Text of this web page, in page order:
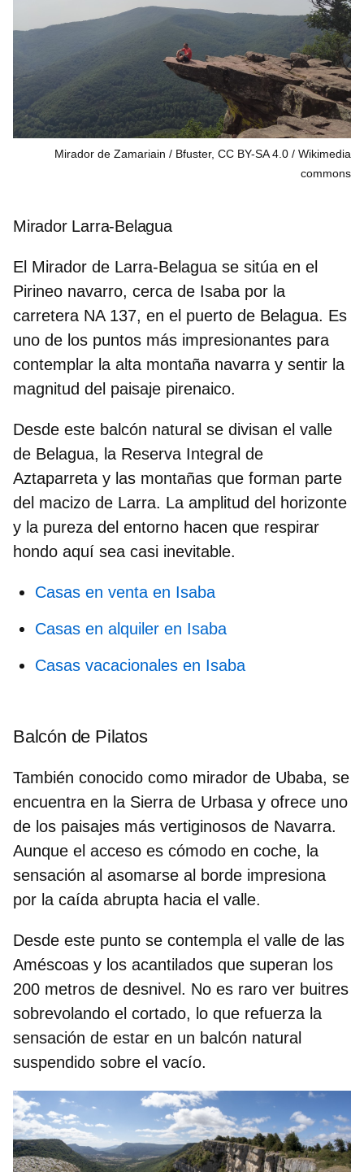
Mirador de Zamariain / Bfuster, CC BY-SA 4.0
Wikimedia
commons
Mirador Larra-Belagua
El Mirador de Larra-Belagua se sitúa en el
Pirineo navarro, cerca de Isaba por la
carretera NA 137, en el puerto de Belagua. Es
uno de los puntos más impresionantes para
contemplar la alta montaña navarra y sentir la
magnitud del paisaje pirenaico.
Desde este balcón natural se divisan el valle
de Belagua, la Reserva Integral de
Aztaparreta y las montañas que forman parte
del macizo de Larra. La amplitud del horizonte
y la pureza del entorno hacen que respirar
hondo aquí sea casi inevitable.
Casas en venta en Isaba
Casas en alquiler en Isaba
Casas vacacionales en Isaba
Balcón de Pilatos
También conocido como mirador de Ubaba, se
encuentra en la Sierra de Urbasa y ofrece uno
de los paisajes más vertiginosos de Navarra.
Aunque el acceso es cómodo en coche, la
sensación al asomarse al borde impresiona
por la caída abrupta hacia el valle.
Desde este punto se contempla el valle de las
Améscoas y los acantilados que superan los
200 metros de desnivel . No es raro ver buitres
sobrevolando el cortado, lo que refuerza la
sensación de estar en un balcón natural
suspendido sobre el vacío.